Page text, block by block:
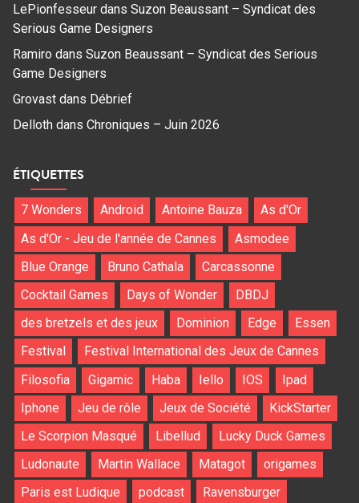
LePionfesseur dans Suzon Beaussant – Syndicat des
Serious Game Designers
Ramiro dans Suzon Beaussant – Syndicat des Serious
Game Designers
Grovast dans Débrief
Delloth dans Chroniques – Juin 2026
ÉTIQUETTES
7 Wonders Android Antoine Bauza
As d'Or
As d'Or - Jeu de l'année de Cannes
Asmodee
Blue Orange
Bruno Cathala
Carcassonne
Cocktail Games
Days of Wonder
DBDJ
des bretzels et des jeux
Dominion Edge
Essen
Festival
Festival International des Jeux de Cannes
Filosofia
Gigamic Haba Iello IOS
Ipad
Iphone
Jeu de rôle Jeux de Société
KickStarter
Le Scorpion Masqué
Libellud
Lucky Duck Games
Ludonaute
Martin Wallace Matagot
origames
Paris est Ludique
podcast Ravensburger